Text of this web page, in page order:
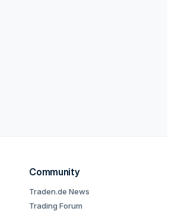
Community
Traden.de News
Trading Forum